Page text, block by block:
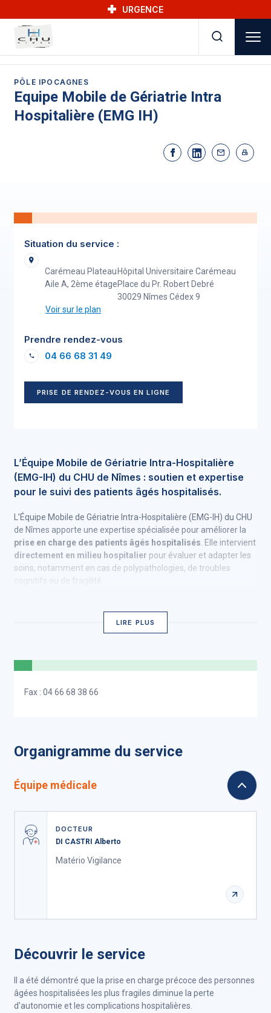
URGENCE
PÔLE IPOCAGNES
Equipe Mobile de Gériatrie Intra
Hospitalière (EMG IH)
Situation du service :
Carémeau Plateau
Aile A, 2ème étage
Hôpital Universitaire Carémeau
Place du Pr. Robert Debré
30029 Nîmes Cédex 9
Voir sur le plan
Prendre rendez-vous
04 66 68 31 49
PRISE DE RENDEZ-VOUS EN LIGNE
L’Équipe Mobile de Gériatrie Intra-Hospitalière
(EMG-IH) du CHU de Nîmes : soutien et expertise
pour le suivi des patients âgés hospitalisés.
L’Équipe Mobile de Gériatrie Intra-Hospitalière (EMG-IH) du CHU
de Nîmes apporte une expertise spécialisée pour améliorer la
prise en charge des patients âgés hospitalisés . Elle intervient
directement en milieu hospitalier pour évaluer et adapter les
soins, notamment en cas de polypathologies, de troubles
cognitifs ou de fragilité.
LIRE PLUS
Fax : 04 66 68 38 66
Organigramme du service
Équipe médicale
DOCTEUR
DI CASTRI Alberto
Matério Vigilance
Découvrir le service
Il a été démontré que la prise en charge précoce des personnes
âgées hospitalisées les plus fragiles diminue la perte
d'autonomie et les complications hospitalières.